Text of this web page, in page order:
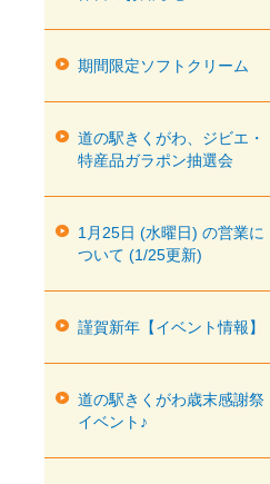
期間限定ソフトクリーム
道の駅きくがわ、ジビエ・
特産品ガラポン抽選会
1月25日 (水曜日) の営業に
ついて (1/25更新)
謹賀新年【イベント情報】
道の駅きくがわ歳末感謝祭
イベント♪